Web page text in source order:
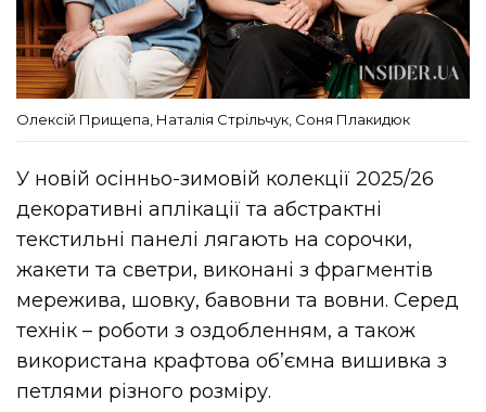
Олексій Прищепа, Наталія Стрільчук, Соня Плакидюк
У новій осінньо-зимовій колекції 2025/26
декоративні аплікації та абстрактні
текстильні панелі лягають на сорочки,
жакети та светри, виконані з фрагментів
мережива, шовку, бавовни та вовни. Серед
технік – роботи з оздобленням, а також
використана крафтова об’ємна вишивка з
петлями різного розміру.